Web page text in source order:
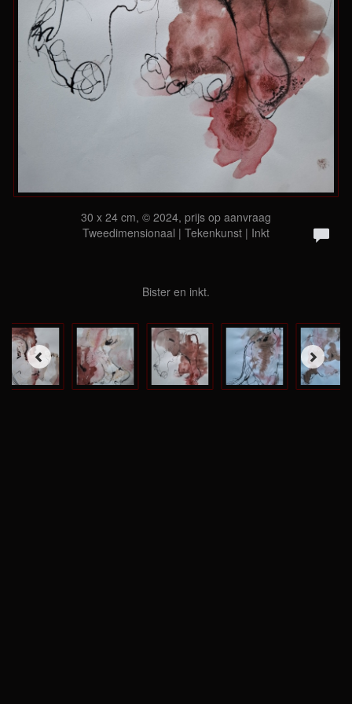
30 x 24 cm, © 2024, prijs op aanvraag
Tweedimensionaal | Tekenkunst | Inkt
Bister en inkt.